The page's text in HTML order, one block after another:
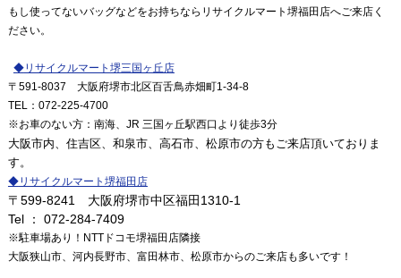
もし使ってないバッグなどをお持ちならリサイクルマート堺福田店へご来店く
ださい。
◆リサイクルマート堺三国ヶ丘店
〒591 -8037 大阪府堺市北区百舌鳥赤畑町1-34-8
TEL
：072-225-4700
※お車のない方：南海、JR 三国ヶ丘駅西口より徒歩3分
大阪市内、住吉区、和泉市、高石市、松原市の方もご来店頂いておりま
す。
◆リサイクルマート堺福田店
〒599-8241 大阪府堺市中区福田1310-1
Tel ： 072-284-7409
※駐車場あり！NTTドコモ堺福田店隣接
大阪狭山市、河内長野市、富田林市、松原市からのご来店も多いです！